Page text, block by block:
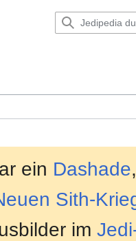
ein Dashade
Sith-
im